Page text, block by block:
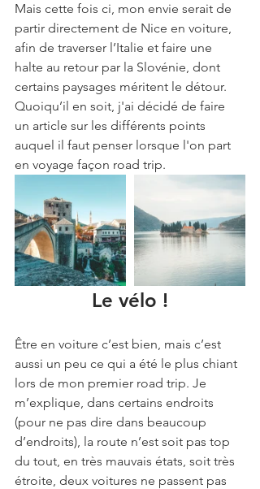
Mais cette fois ci, mon envie serait de
partir directement de Nice en voiture,
afin de traverser l’Italie et faire une
halte au retour par la Slovénie, dont
certains paysages méritent le détour.
Quoiqu’il en soit, j'ai décidé de faire
un article sur les différents points
auquel il faut penser lorsque l'on part
en voyage façon road trip.
Le vélo !
Être en voiture c’est bien, mais c’est
aussi un peu ce qui a été le plus chiant
lors de mon premier road trip. Je
m’explique, dans certains endroits
(pour ne pas dire dans beaucoup
d’endroits), la route n’est soit pas top
du tout, en très mauvais états, soit très
étroite, deux voitures ne passent pas